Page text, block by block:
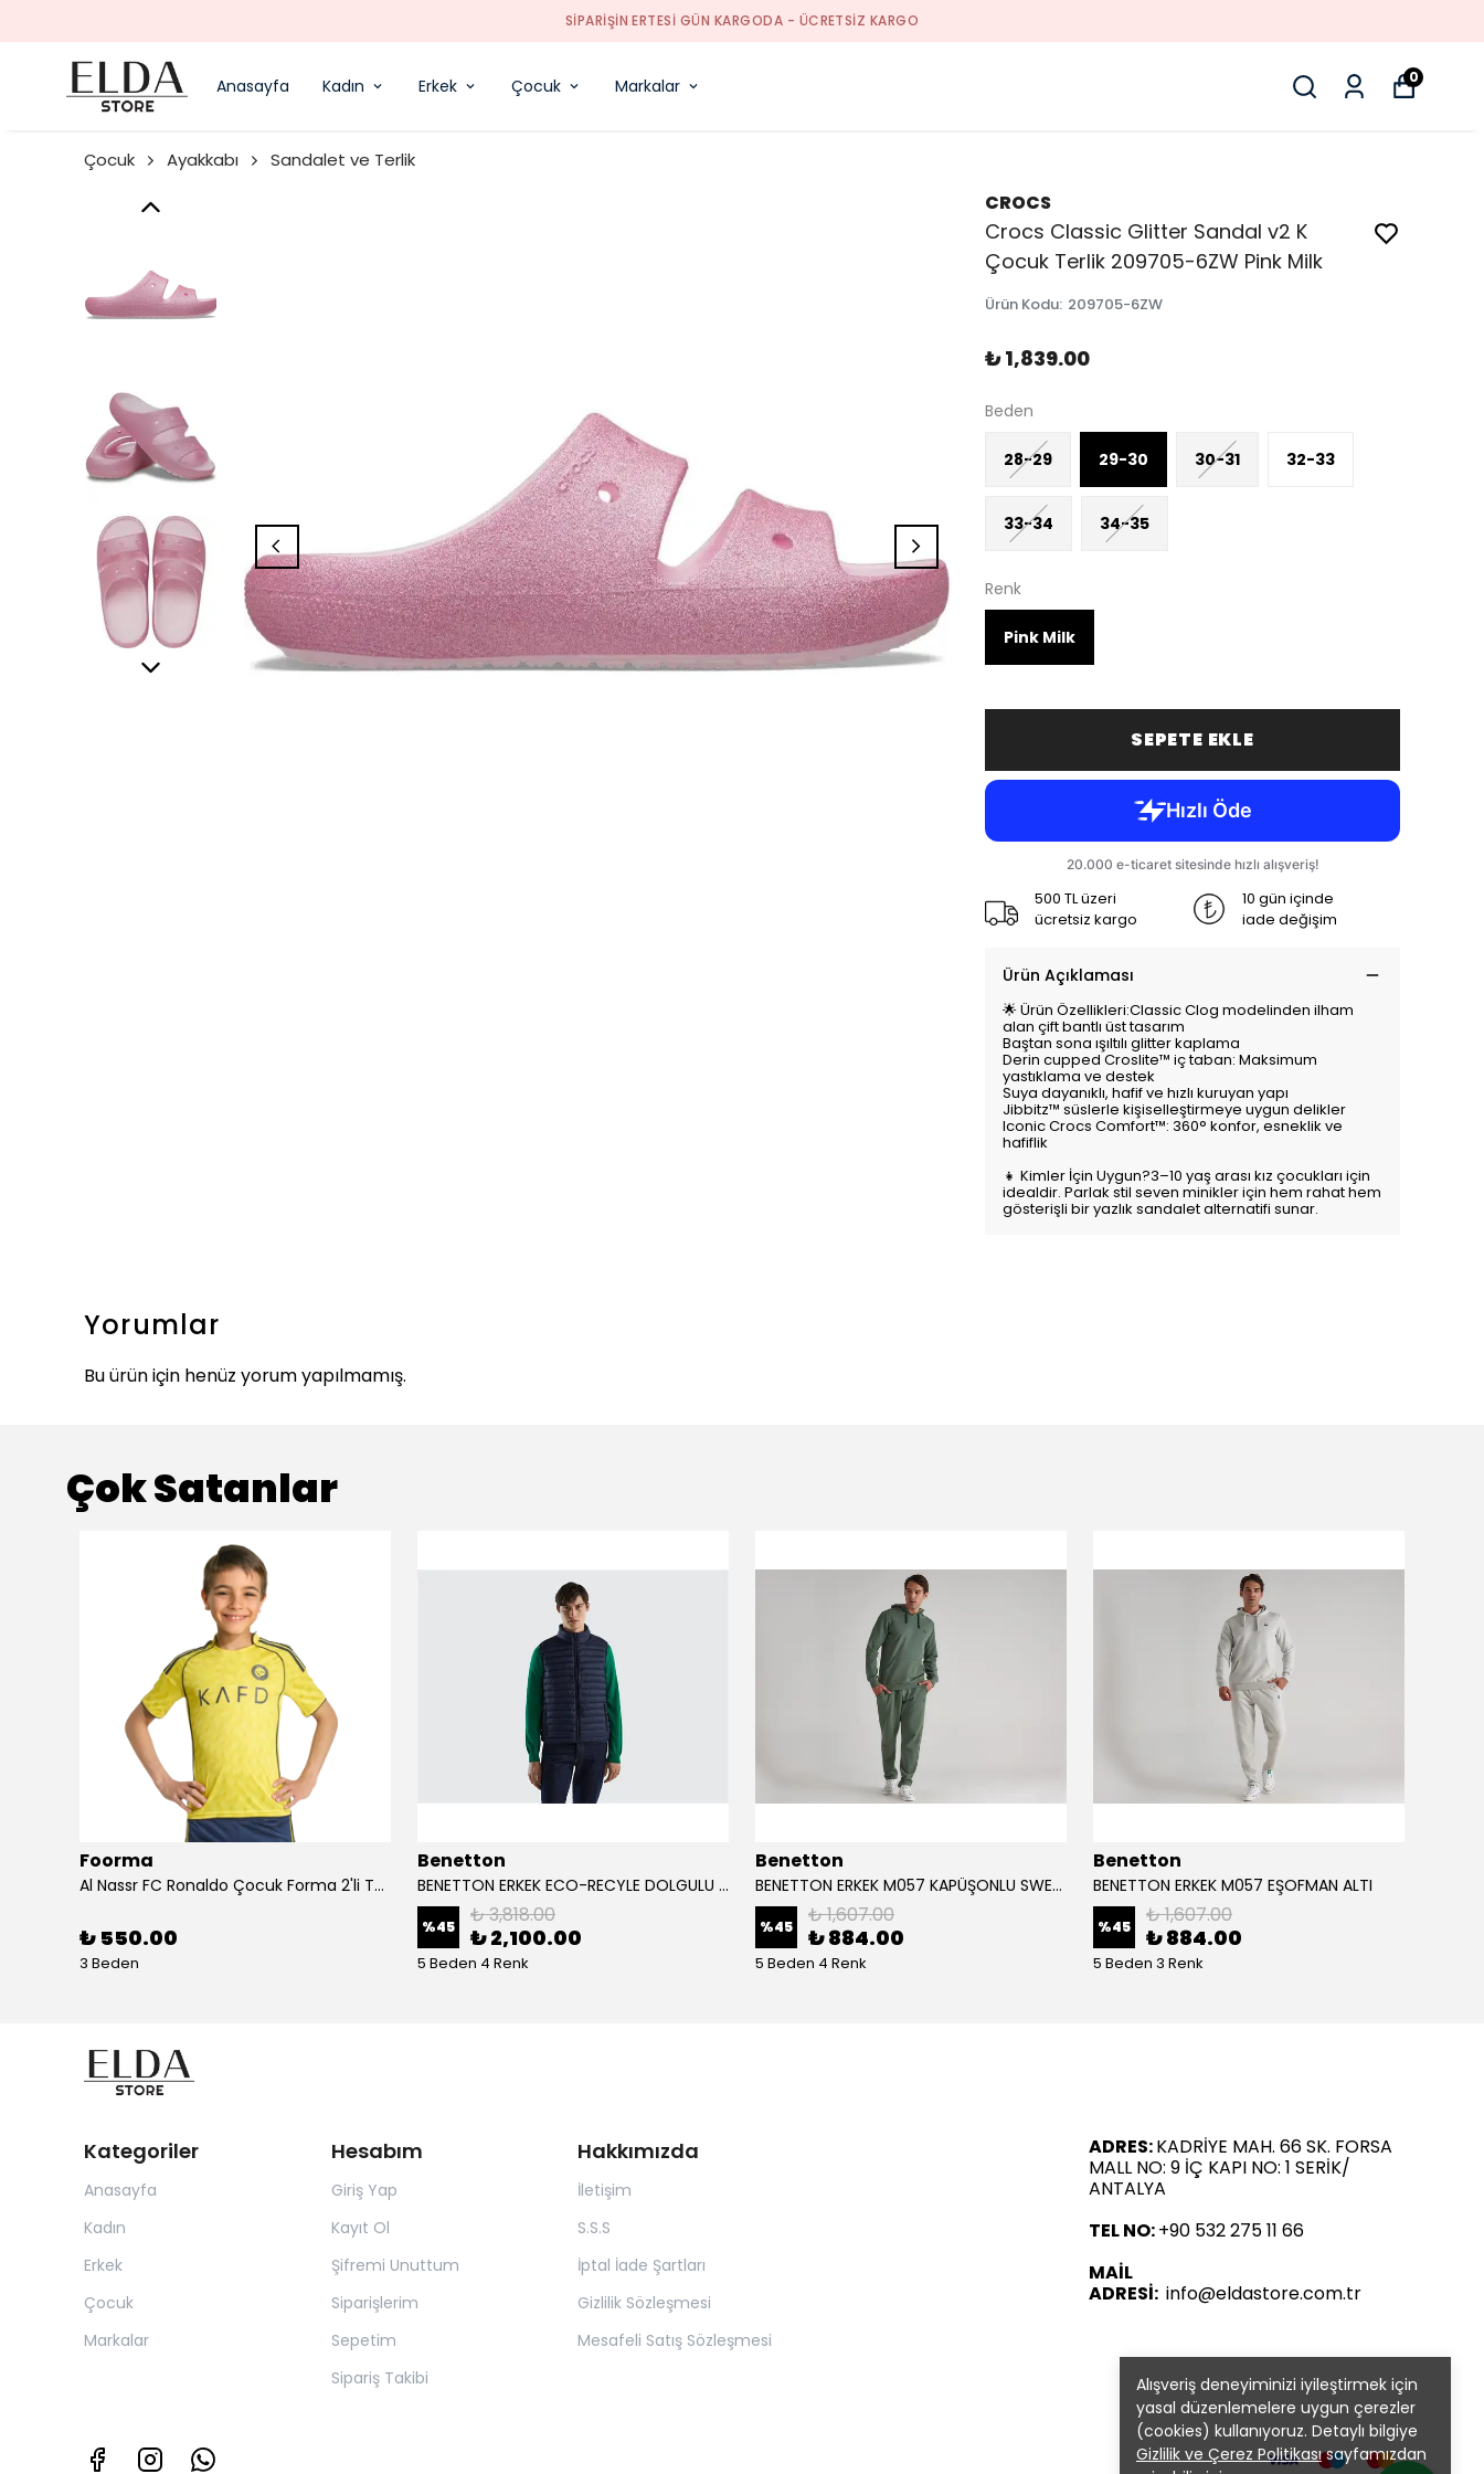
TÜM TEKSTIL ÜRÜNLERDE %50 INDIRIM
Anasayfa Kadın Erkek Çocuk Markalar 0
Alışveriş deneyiminizi iyileştirmek için
yasal düzenlemelere uygun çerezler
(cookies) kullanıyoruz. Detaylı bilgiye
Gizlilik ve Çerez Politikasısayfamızdan
Çocuk Ayakkabı Sandalet ve Terlik
CROCS
Crocs Classic Glitter Sandal v2 K
Çocuk Terlik 209705-6ZW Pink Milk
Ürün Kodu: 209705-6ZW
₺ 1,839.00
Beden
28-29 29-30 30-31 32-33
33-34 34-35
Renk
Pink Milk
SEPETE EKLE
500 TL üzeri
ücretsiz kargo
10 gün içinde
iade değişim
Ürün Açıklaması
🌟 Ürün Özellikleri:Classic Clog modelinden ilham
alan çift bantlı üst tasarım
Baştan sona ışıltılı glitter kaplama
Derin cupped Croslite™ iç taban: Maksimum
yastıklama ve destek
Suya dayanıklı, hafif ve hızlı kuruyan yapı
Jibbitz™ süslerle kişiselleştirmeye uygun delikler
Iconic Crocs Comfort™: 360° konfor, esneklik ve
hafiflik
👧 Kimler İçin Uygun?3–10 yaş arası kız çocukları için
idealdir. Parlak stil seven minikler için hem rahat hem
gösterişli bir yazlık sandalet alternatifi sunar.
Yorumlar
Bu ürün için henüz yorum yapılmamış.
Çok Satanlar
Foorma
Al Nassr FC Ronaldo Çocuk Forma 2'li Takım(Şort/T-Shirt)
₺ 550.00
3 Beden
Benetton
BENETTON ERKEK ECO-RECYLE DOLGULU PUFA YELEK
%45 ₺ 3,818.00
₺ 2,100.00
5 Beden 4 Renk
Benetton
BENETTON ERKEK M057 KAPÜŞONLU SWEATSHİRT
%45 ₺ 1,607.00
₺ 884.00
5 Beden 4 Renk
Benetton
BENETTON ERKEK M057 EŞOFMAN ALTI
%45 ₺ 1,607.00
₺ 884.00
5 Beden 3 Renk
Kategoriler
Anasayfa
Kadın
Erkek
Çocuk
Markalar
Hesabım
Giriş Yap
Kayıt Ol
Şifremi Unuttum
Siparişlerim
Sepetim
Sipariş Takibi
Hakkımızda
İletişim
S.S.S
İptal İade Şartları
Gizlilik Sözleşmesi
Mesafeli Satış Sözleşmesi
ADRES:KADRİYE MAH. 66 SK. FORSA
MALL NO: 9 İÇ KAPI NO: 1 SERİK/
ANTALYA
TEL NO:+90 532 275 11 66
MAİL
ADRESİ: info@eldastore.com.tr